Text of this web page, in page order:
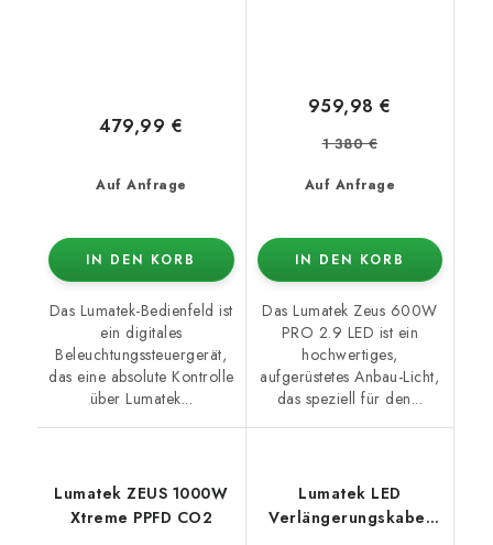
Auf Anfrage
479,99 €
IN DEN KORB
Das Lumatek-Bedienfeld ist
ein digitales
Beleuchtungssteuergerät,
das eine absolute Kontrolle
über Lumatek...
Auf Anfrage
959,98 €
1 380 €
IN DEN KORB
Das Lumatek Zeus 600W
PRO 2.9 LED ist ein
hochwertiges,
aufgerüstetes Anbau-Licht,
das speziell für den...
Lumatek ZEUS 1000W
Xtreme PPFD CO2
Lumatek LED
Verlängerungskabel